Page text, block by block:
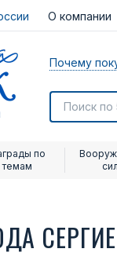
О компании
Почему
по
темам